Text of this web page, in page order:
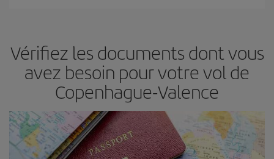
billets, plus vous bénéficiez de prix économiques. De plus, en
restant flexible sur les dates et les horaires de vol lors de votre
recherche, vous pourrezchoisir le prix le plus économique.
Vérifiez les documents dont vous
avez besoin pour votre vol de
Copenhague-Valence